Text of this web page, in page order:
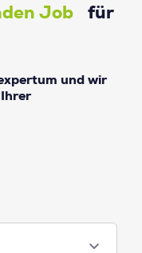
Job für
und wir
Ihrer